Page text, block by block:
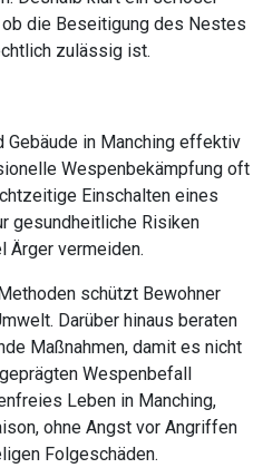
die Beseitigung des Nestes
zulässig ist.
Gebäude in Manching effektiv
Wespenbekämpfung oft
Einschalten eines
gesundheitliche Risiken
Ärger vermeiden.
schützt Bewohner
Darüber hinaus beraten
Maßnahmen, damit es nicht
Wespenbefall
Leben in Manching,
ohne Angst vor Angriffen
Folgeschäden.